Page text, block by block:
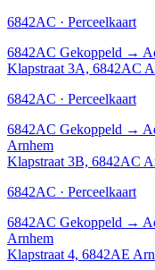
6842AC · Perceelkaart
6842AC Gekoppeld →
Klapstraat 3A, 6842AC
6842AC · Perceelkaart
6842AC Gekoppeld →
Arnhem
Klapstraat 3B, 6842AC
6842AC · Perceelkaart
6842AC Gekoppeld →
Arnhem
Klapstraat 4, 6842AE